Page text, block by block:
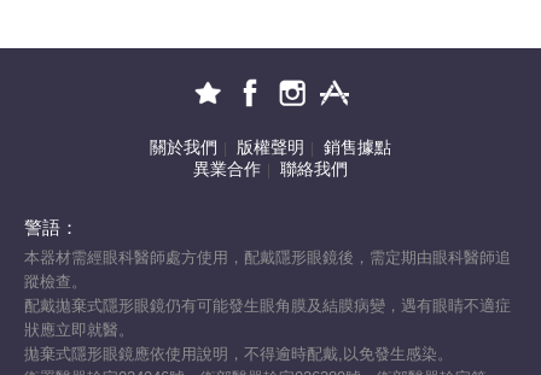
關於我們 版權聲明
銷售據點
異業合作
聯絡我們
警語：
本器材需經眼科醫師處方使用，配戴隱形眼鏡後，需定期由眼科醫師追
蹤檢查。
配戴拋棄式隱形眼鏡仍有可能發生眼角膜及結膜病變，遇有眼睛不適症
狀應立即就醫。
拋棄式隱形眼鏡應依使用說明，不得逾時配戴,以免發生感染。